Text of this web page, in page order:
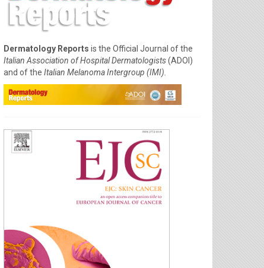
Dermatology Reports is the Official Journal of the
Italian Association of Hospital Dermatologists(ADOI)
and of the Italian Melanoma Intergroup (IMI).